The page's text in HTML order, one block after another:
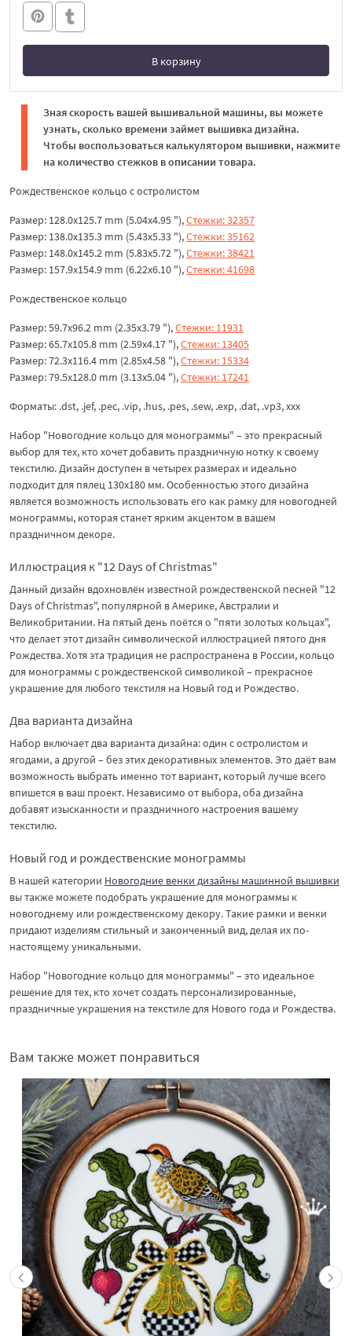
В корзину
В корзине
Зная скорость вашей вышивальной машины, вы можете
узнать, сколько времени займет вышивка дизайна.
Чтобы воспользоваться калькулятором вышивки, нажмите
на количество стежков в описании товара.
Рождественское кольцо с остролистом
Размер: 128.0x125.7 mm (5.04x4.95 "),Стежки: 32357
Размер: 138.0x135.3 mm (5.43x5.33 "),Стежки: 35162
Размер: 148.0x145.2 mm (5.83x5.72 "),Стежки: 38421
Размер: 157.9x154.9 mm (6.22x6.10 "),Стежки: 41698
Рождественское кольцо
Размер: 59.7x96.2 mm (2.35x3.79 "),Стежки: 11931
Размер: 65.7x105.8 mm (2.59x4.17 "),Стежки: 13405
Размер: 72.3x116.4 mm (2.85x4.58 "),Стежки: 15334
Размер: 79.5x128.0 mm (3.13x5.04 "),Стежки: 17241
Форматы: .dst, .jef, .pec, .vip, .hus, .pes, .sew, .exp, .dat, .vp3, xxx
Набор "Новогодние кольцо для монограммы" – это прекрасный
выбор для тех, кто хочет добавить праздничную нотку к своему
текстилю. Дизайн доступен в четырех размерах и идеально
подходит для пялец 130х180 мм. Особенностью этого дизайна
является возможность использовать его как рамку для новогодней
монограммы, которая станет ярким акцентом в вашем
праздничном декоре.
Иллюстрация к "12 Days of Christmas"
Данный дизайн вдохновлён известной рождественской песней "12
Days of Christmas", популярной в Америке, Австралии и
Великобритании. На пятый день поётся о "пяти золотых кольцах",
что делает этот дизайн символической иллюстрацией пятого дня
Рождества. Хотя эта традиция не распространена в России, кольцо
для монограммы с рождественской символикой – прекрасное
украшение для любого текстиля на Новый год и Рождество.
Два варианта дизайна
Набор включает два варианта дизайна: один с остролистом и
ягодами, а другой – без этих декоративных элементов. Это даёт вам
возможность выбрать именно тот вариант, который лучше всего
впишется в ваш проект. Независимо от выбора, оба дизайна
добавят изысканности и праздничного настроения вашему
текстилю.
Новый год и рождественские монограммы
В нашей категории Новогодние венки дизайны машинной вышивки
вы также можете подобрать украшение для монограммы к
новогоднему или рождественскому декору. Такие рамки и венки
придают изделиям стильный и законченный вид, делая их по-
настоящему уникальными.
Набор "Новогодние кольцо для монограммы" – это идеальное
решение для тех, кто хочет создать персонализированные,
праздничные украшения на текстиле для Нового года и Рождества.
Вам также может понравиться